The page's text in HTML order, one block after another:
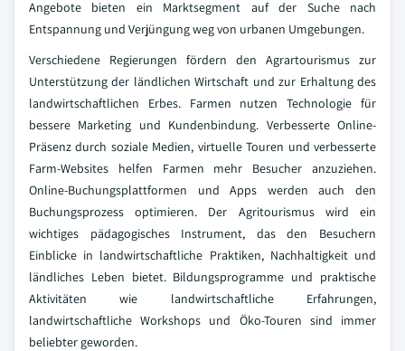
Angebote bieten ein Marktsegment auf der Suche nach
Entspannung und Verjüngung weg von urbanen Umgebungen.
Verschiedene Regierungen fördern den Agrartourismus zur
Unterstützung der ländlichen Wirtschaft und zur Erhaltung des
landwirtschaftlichen Erbes. Farmen nutzen Technologie für
bessere Marketing und Kundenbindung. Verbesserte Online-
Präsenz durch soziale Medien, virtuelle Touren und verbesserte
Farm-Websites helfen Farmen mehr Besucher anzuziehen.
Online-Buchungsplattformen und Apps werden auch den
Buchungsprozess optimieren. Der Agritourismus wird ein
wichtiges pädagogisches Instrument, das den Besuchern
Einblicke in landwirtschaftliche Praktiken, Nachhaltigkeit und
ländliches Leben bietet. Bildungsprogramme und praktische
Aktivitäten wie landwirtschaftliche Erfahrungen,
landwirtschaftliche Workshops und Öko-Touren sind immer
beliebter geworden.